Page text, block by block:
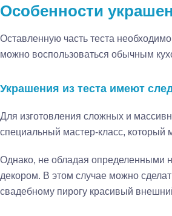
Особенности
Оставленную часть теста
можно воспользоваться обычным
Украшения из теста имеют
Для изготовления сложных и
специальный мастер-класс, который
Однако, не обладая определенными
декором. В этом случае можно
свадебному пирогу красивый